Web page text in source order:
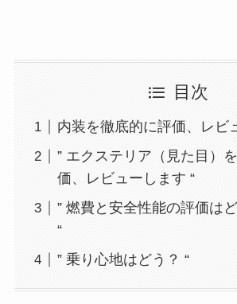
目次
内装を徹底的に評価、レビ
” エクステリア（見た目）
価、レビューします “
” 燃費と安全性能の評価は
“
” 乗り心地はどう？ “